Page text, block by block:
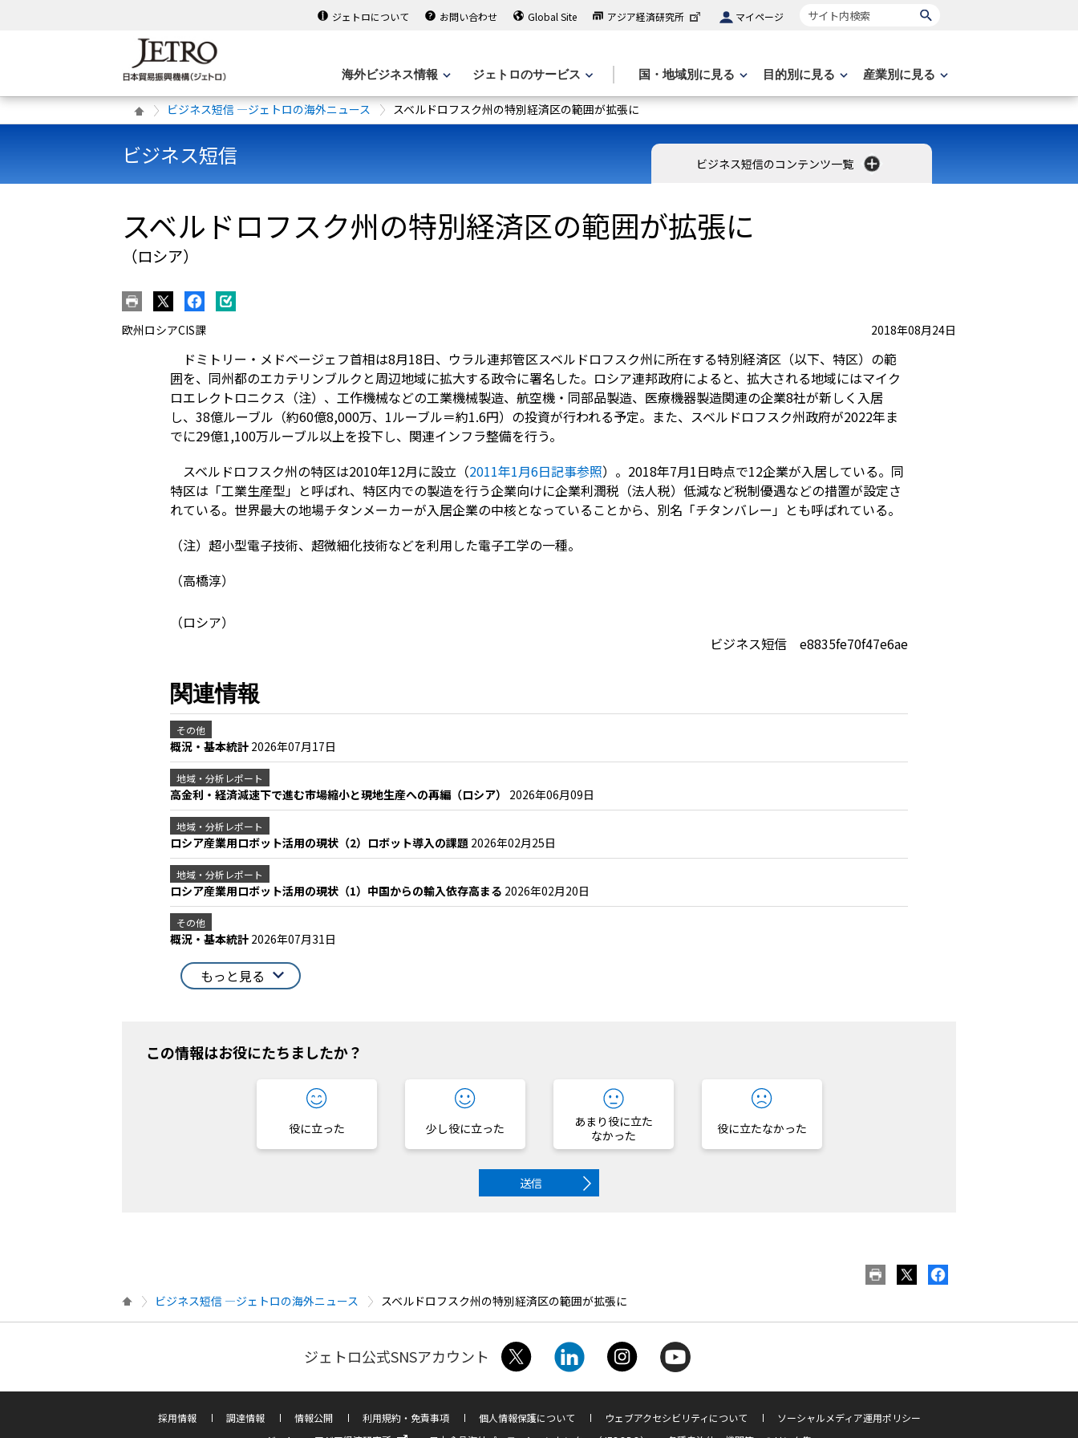
ジェトロについて お問い合わせ Global Site アジア経済研究所 マイページ サイト内検索
海外ビジネス情報 ジェトロのサービス 国・地域別に見る 目的別に見る 産業別に見る
ビジネス短信 ―ジェトロの海外ニュース スベルドロフスク州の特別経済区の範囲が拡張に
ビジネス短信 ビジネス短信のコンテンツ一覧
スベルドロフスク州の特別経済区の範囲が拡張に
（ロシア）
欧州ロシアCIS課 2018年08月24日
ドミトリー・メドベージェフ首相は8月18日、ウラル連邦管区スベルドロフスク州に所在する特別経済区（以下、特区）の範
囲を、同州都のエカテリンブルクと周辺地域に拡大する政令に署名した。ロシア連邦政府によると、拡大される地域にはマイク
ロエレクトロニクス（注）、工作機械などの工業機械製造、航空機・同部品製造、医療機器製造関連の企業8社が新しく入居
し、38億ルーブル（約60億8,000万、1ルーブル＝約1.6円）の投資が行われる予定。また、スベルドロフスク州政府が2022年ま
でに29億1,100万ルーブル以上を投下し、関連インフラ整備を行う。
スベルドロフスク州の特区は2010年12月に設立（2011年1月6日記事参照）。2018年7月1日時点で12企業が入居している。同
特区は「工業生産型」と呼ばれ、特区内での製造を行う企業向けに企業利潤税（法人税）低減など税制優遇などの措置が設定さ
れている。世界最大の地場チタンメーカーが入居企業の中核となっていることから、別名「チタンバレー」とも呼ばれている。
（注）超小型電子技術、超微細化技術などを利用した電子工学の一種。
（高橋淳）
（ロシア）
ビジネス短信 e8835fe70f47e6ae
関連情報
その他
概況・基本統計 2026年07月17日
地域・分析レポート
高金利・経済減速下で進む市場縮小と現地生産への再編（ロシア） 2026年06月09日
地域・分析レポート
ロシア産業用ロボット活用の現状（2）ロボット導入の課題 2026年02月25日
地域・分析レポート
ロシア産業用ロボット活用の現状（1）中国からの輸入依存高まる 2026年02月20日
その他
概況・基本統計 2026年07月31日
もっと見る
この情報はお役にたちましたか？
役に立った 少し役に立った
あまり役に立た
なかった
役に立たなかった
送信
ビジネス短信 ―ジェトロの海外ニュース スベルドロフスク州の特別経済区の範囲が拡張に
ジェトロ公式SNSアカウント
採用情報 調達情報 情報公開 利用規約・免責事項 個人情報保護について ウェブアクセシビリティについて
ソーシャルメディア運用ポリシー